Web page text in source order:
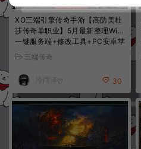
XO三端引擎传奇手游【高防美杜
莎传奇单职业】5月最新整理Win
一键服务端+修改工具+PC安卓苹
果+详细搭建教程+视频教程
三端传奇
冷雨泽ღ 30